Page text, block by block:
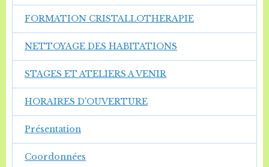
FORMATION CRISTALLOTHERAPIE
NETTOYAGE DES HABITATIONS
STAGES ET ATELIERS A VENIR
HORAIRES D'OUVERTURE
Présentation
Coordonnées